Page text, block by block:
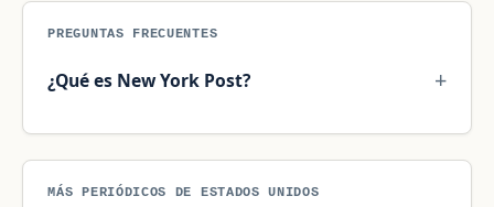
PREGUNTAS FRECUENTES
¿Qué es New York Post?
MÁS PERIÓDICOS DE ESTADOS UNIDOS